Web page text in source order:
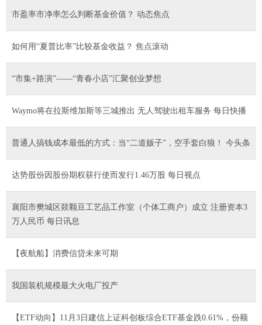
市盈率市净率怎么判断基金价值？ 动态焦点
如何用“夏普比率”比较基金收益？ 焦点滚动
“市集+路演”——“青春小店”汇聚创业梦想
Waymo将在拉斯维加斯等三城推出 无人驾驶出租车服务 每日快播
普通人搞钱成本最低的方式：当“二道贩子”，空手套白狼！ 今头条
达势股份因股份期权获行使而发行1.46万股 每日视点
襄阳市樊城区燚颗豆工艺品工作室（个体工商户）成立 注册资本3
万人民币 每日讯息
【夜航船】消费信贷未来可期
我国装机规模最大火电厂投产
【ETF动向】11月3日建信上证科创板综合ETF基金跌0.61%，份额